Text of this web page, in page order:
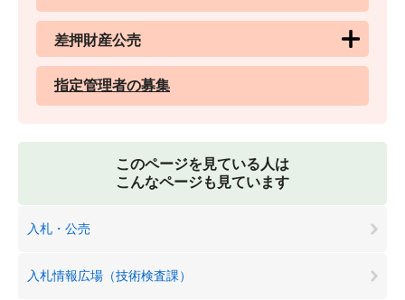
差押財産公売
指定管理者の募集
このページを見ている人は
こんなページも見ています
入札・公売
入札情報広場（技術検査課）